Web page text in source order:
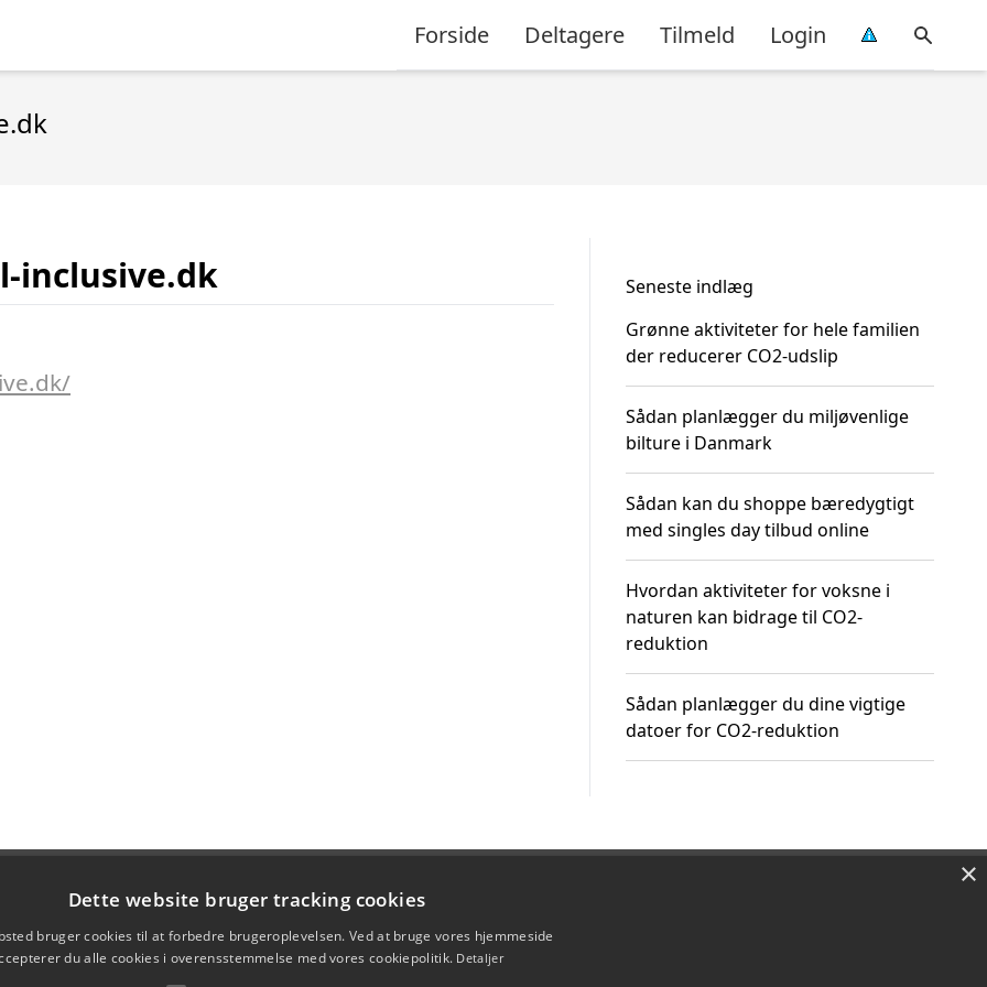
Forside Deltagere Tilmeld Login
inclusive.dk
Seneste indlæg
Grønne aktiviteter for hele familien
der reducerer CO2-udslip
Sådan planlægger du miljøvenlige
bilture i Danmark
Sådan kan du shoppe bæredygtigt
med singles day tilbud online
Hvordan aktiviteter for voksne i
naturen kan bidrage til CO2-
reduktion
Sådan planlægger du dine vigtige
datoer for CO2-reduktion
×
Dette website bruger tracking cookies
bruger cookies til at forbedre brugeroplevelsen. Ved at bruge vores hjemmeside
du alle cookies i overensstemmelse med vores cookiepolitik. Detaljer